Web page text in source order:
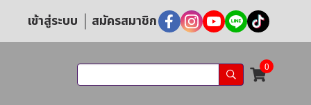
เข้าสู่ระบบ สมัครสมาชิก
0